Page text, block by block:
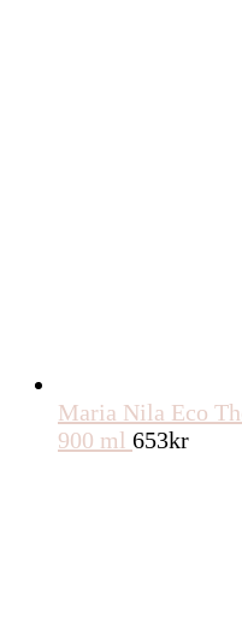
Maria Nila Eco
900 ml 653kr